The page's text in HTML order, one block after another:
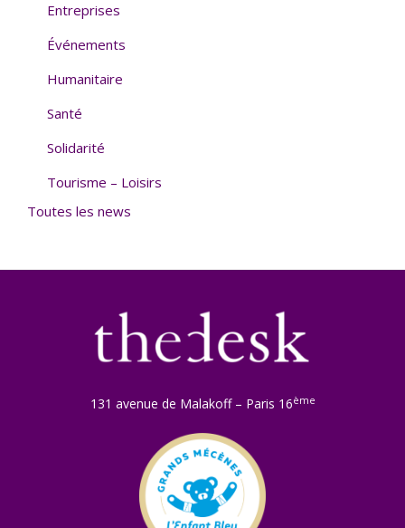
Entreprises
Événements
Humanitaire
Santé
Solidarité
Tourisme – Loisirs
Toutes les news
131 avenue de Malakoff – Paris 16ème